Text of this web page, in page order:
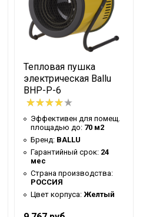
Стандарт
9 кВт
850 м3/час
Array кВт
32 °С
Да
Тепловая пушка
электрическая Ballu
BHP-P-6
Эффективен для помещ.
площадью до: 70 м2
Бренд: BALLU
Гарантийный срок: 24
мес
Страна производства:
РОССИЯ
Цвет корпуса: Желтый